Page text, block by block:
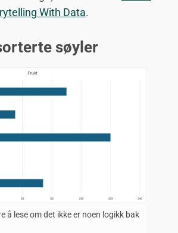
With Data.
søyler
å lese om det ikke er noen logikk bak